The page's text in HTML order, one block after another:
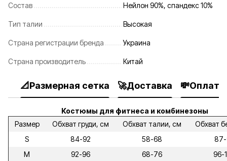
Состав Нейлон 90%, спандекс 10%
Тип талии Высокая
Страна регистрации бренда Украина
Страна производитель Китай
📐Размерная сетка 🚀Доставка 💸Оплата
Костюмы для фитнеса и комбинезоны
Размер
Обхват груди, см Обхват талии, см
Обхват
S
84-92 58-68
M
92-96 68-76 96-